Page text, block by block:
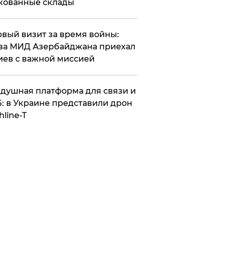
склады
визит за время войны:
МИД Азербайджана приехал
с важной миссией
платформа для связи и
в Украине представили дрон
T